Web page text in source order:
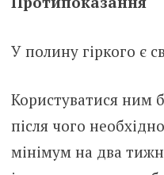
У полину гіркого є
Користуватися ним
після чого
мінімум на два